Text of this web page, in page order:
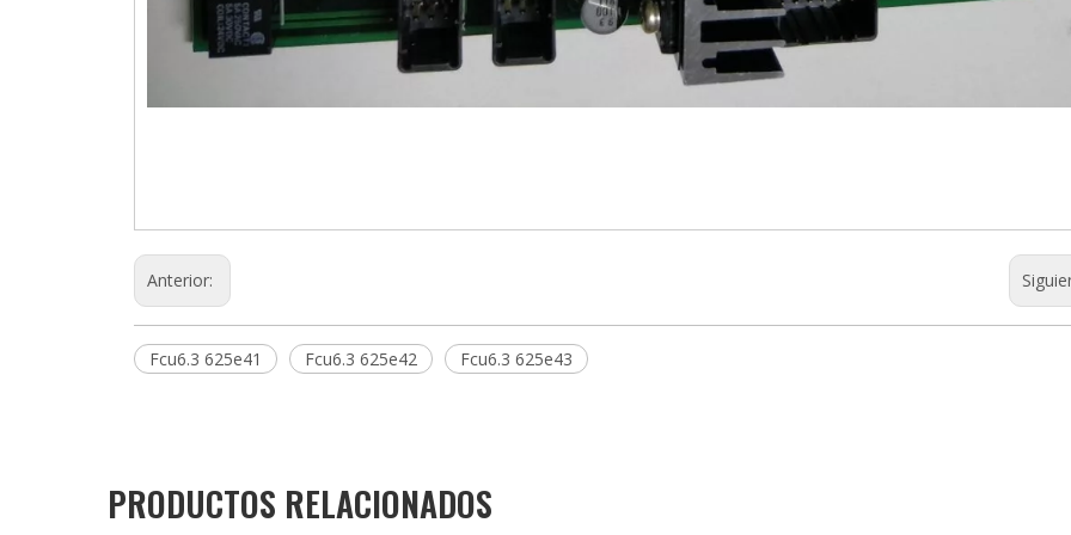
Anterior:
Fcu6.3 625e41 Fcu6.3 625e42 Fcu6.3 625e43
PRODUCTOS RELACIONADOS